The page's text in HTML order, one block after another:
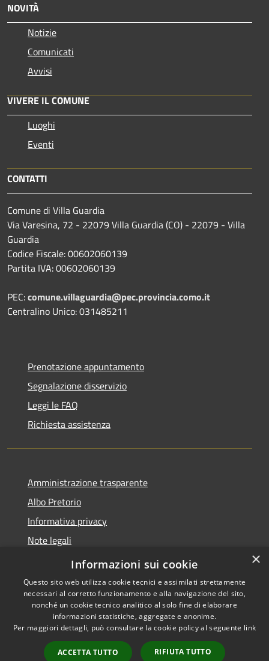
NOVITÀ
Notizie
Comunicati
Avvisi
VIVERE IL COMUNE
Luoghi
Eventi
CONTATTI
Comune di Villa Guardia
Via Varesina, 72 - 22079 Villa Guardia (CO) - 22079 - Villa
Guardia
Codice Fiscale: 00602060139
Partita IVA: 00602060139
PEC:comune.villaguardia@pec.provincia.como.it
Centralino Unico: 031485211
Prenotazione appuntamento
Segnalazione disservizio
Leggi le FAQ
Richiesta assistenza
Amministrazione trasparente
Albo Pretorio
Informativa privacy
Note legali
Dichiarazione di accessibilità
Accessibilità
Copyright © 2026 • Comune di
Villa Guardia • Powered by
Municipium•
Accesso
×
Informazioni sui cookie
Questo sito web utilizza cookie tecnici e assimilati strettamente
necessari al corretto funzionamento e alla navigazione del sito,
nonché un cookie tecnico analitico al solo fine di elaborare
informazioni statistiche, aggregate e anonime.
Per maggiori dettagli, può consultare la cookie policy al seguente link
ACCETTA TUTTO RIFIUTA TUTTO